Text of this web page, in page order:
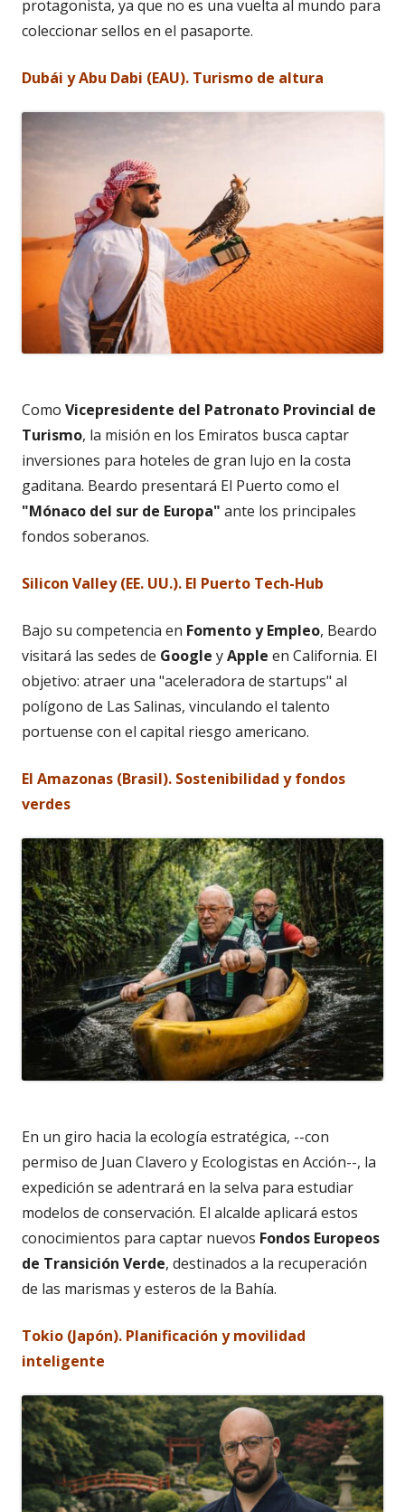
protagonista, ya que no es una vuelta al mundo para
coleccionar sellos en el pasaporte.
Dubái y Abu Dabi (EAU). Turismo de altura
Como Vicepresidente del Patronato Provincial de
Turismo, la misión en los Emiratos busca captar
inversiones para hoteles de gran lujo en la costa
gaditana. Beardo presentará El Puerto como el
"Mónaco del sur de Europa" ante los principales
fondos soberanos.
Silicon Valley (EE. UU.). El Puerto Tech-Hub
Bajo su competencia en Fomento y Empleo, Beardo
visitará las sedes de Google yApple en California. El
objetivo: atraer una "aceleradora de startups" al
polígono de Las Salinas, vinculando el talento
portuense con el capital riesgo americano.
El Amazonas (Brasil). Sostenibilidad y fondos
verdes
En un giro hacia la ecología estratégica, --con
permiso de Juan Clavero y Ecologistas en Acción--, la
expedición se adentrará en la selva para estudiar
modelos de conservación. El alcalde aplicará estos
conocimientos para captar nuevos Fondos Europeos
de Transición Verde, destinados a la recuperación
de las marismas y esteros de la Bahía.
Tokio (Japón). Planificación y movilidad
inteligente